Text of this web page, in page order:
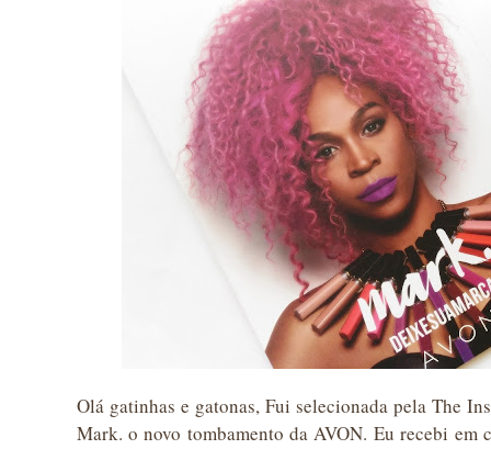
Olá gatinhas e gatonas, Fui selecionada pela The
Mark. o novo tombamento da AVON. Eu recebi